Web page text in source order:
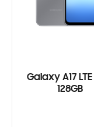
Galaxy A17
128GB